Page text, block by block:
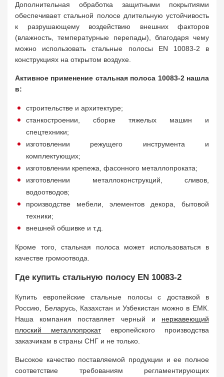
Дополнительная обработка защитными покрытиями
обеспечивает стальной полосе длительную устойчивость
к разрушающему воздействию внешних факторов
(влажность, температурные перепады), благодаря чему
можно использовать стальные полосы EN 10083-2 в
конструкциях на открытом воздухе.
Активное применение стальная полоса 10083-2 нашла
в:
строительстве и архитектуре;
станкостроении, сборке тяжелых машин и
спецтехники;
изготовлении режущего инструмента и
комплектующих;
изготовлении крепежа, фасонного металлопроката;
изготовлении металлоконструкций, сливов,
водоотводов;
производстве мебели, элементов декора, бытовой
техники;
внешней обшивке и т.д.
Кроме того, стальная полоса может использоваться в
качестве громоотвода.
Где купить стальную полосу EN 10083-2
Купить европейские стальные полосы с доставкой в
Россию, Беларусь, Казахстан и Узбекистан можно в ЕМК.
Наша компания поставляет черный и нержавеющий
плоский металлопрокатевропейского производства
заказчикам в страны СНГ и не только.
Высокое качество поставляемой продукции и ее полное
соответствие требованиям регламентирующих